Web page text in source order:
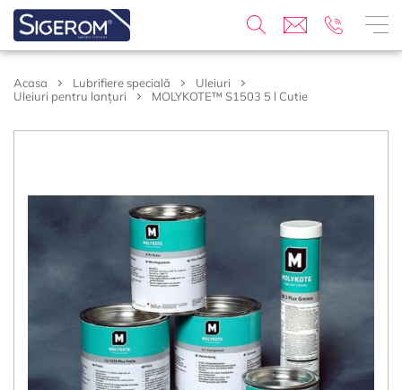
Acasa Lubrifiere specială
Uleiuri
Uleiuri pentru lanțuri
MOLYKOTE™ S1503 5 l Cutie